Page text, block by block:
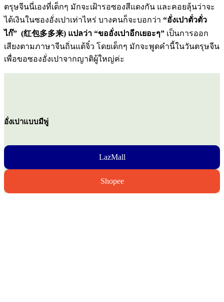
ตรุษจีนนี่เองที่เด็กๆ มักจะเฝ้ารอซองสีแดงกัน และคอยลุ้นว่าจะ
ได้เงินในซองอั่งเปาเท่าไหร่ บางคนก็จะบอกว่า “อั่งเปาตั่วตั่ว
ไก๊” (红包多多来) แปลว่า “ขออั่งเปาอีกเยอะๆ” เป็นการออก
เสียงตามภาษาจีนถิ่นแต้จิ๋ว โดยเด็กๆ มักจะพูดคำนี้ในวันตรุษจีน
เพื่อขอซองอั่งเปาจากญาติผู้ใหญ่ค่ะ
อั่งเปาแบบมีพู่
LazMall
Shopee